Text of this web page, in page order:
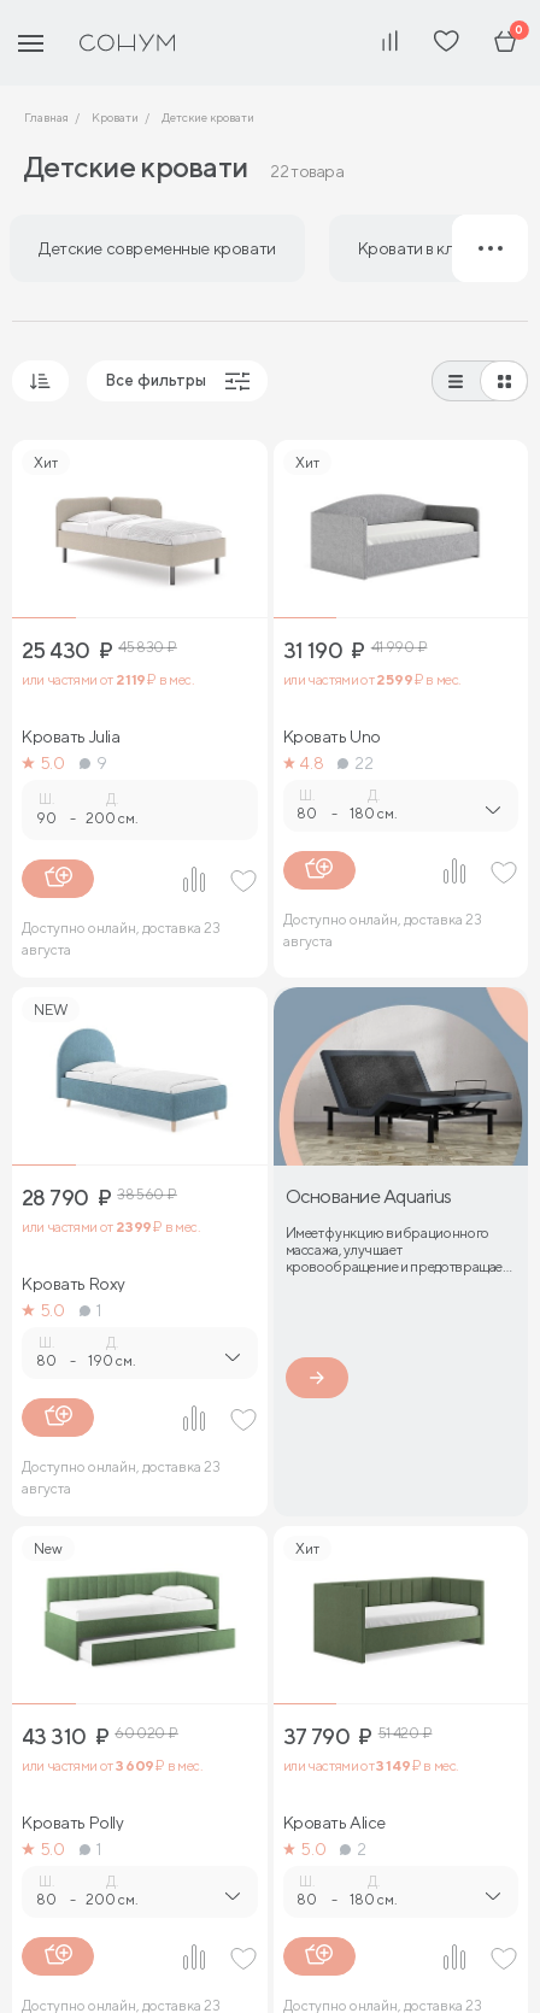
0
Главная Кровати Детские кровати
Детские кровати 22 товара
Детские современные кровати Кровати в
Сначала дорогие
Все фильтры
Хит
25 430 ₽ 45 830₽
или частями от 2 119₽ в мес.
Кровать Julia
5.0
9
Ш.
90 -
Д.
200 см.
Доступно онлайн, доставка 23
августа
Хит
31 190 ₽ 41 990₽
или частями от2 599₽ в мес.
Кровать Uno
4.8
22
Ш.
80 -
Д.
180 см.
Доступно онлайн, доставка 23
августа
NEW
28 790 ₽ 38 560₽
или частями от 2 399₽ в мес.
Кровать Roxy
5.0
1
80 -
Д.
190 см.
Доступно онлайн, доставка 23
августа
Основание Aquarius
Имеет функцию вибрационного
массажа, улучшает
кровообращение и предотвращает
New
43 310 ₽ 60 020₽
или частями от3 609₽ в мес.
Кровать Polly
5.0
1
80 -
Д.
200 см.
Доступно онлайн, доставка 23
Хит
37 790 ₽ 51 420₽
или частями от3 149₽ в мес.
Кровать Alice
5.0
2
80 -
Д.
180 см.
Доступно онлайн, доставка 23